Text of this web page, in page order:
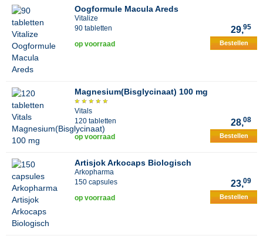
Oogformule Macula Areds
Vitalize
90 tabletten
29,95
op voorraad Bestellen
Magnesium(Bisglycinaat) 100 mg
Vitals
120 tabletten
28,08
op voorraad Bestellen
Artisjok Arkocaps Biologisch
Arkopharma
150 capsules
23,09
op voorraad Bestellen